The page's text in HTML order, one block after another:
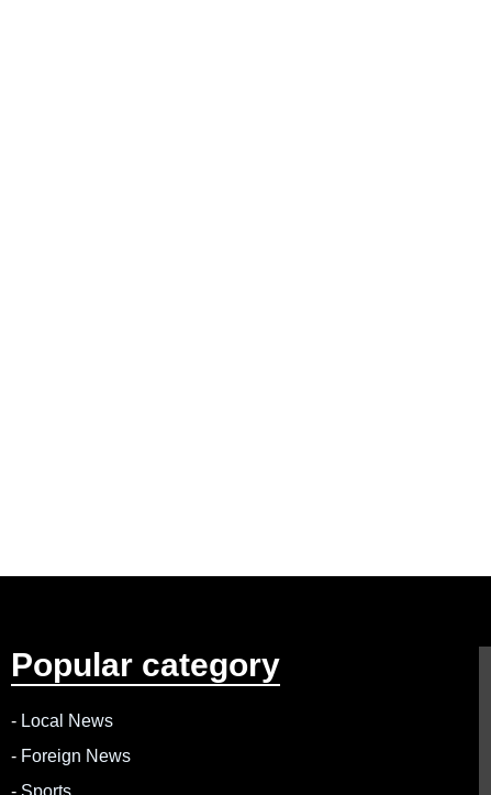
Popular category
- Local News
- Foreign News
- Sports